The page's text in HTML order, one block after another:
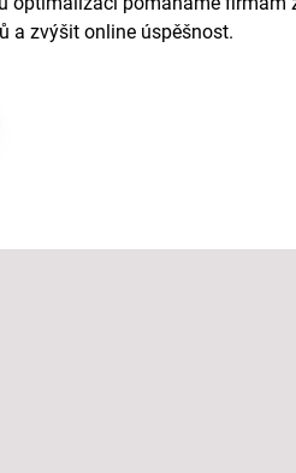
a zvýšit online úspěšnost.